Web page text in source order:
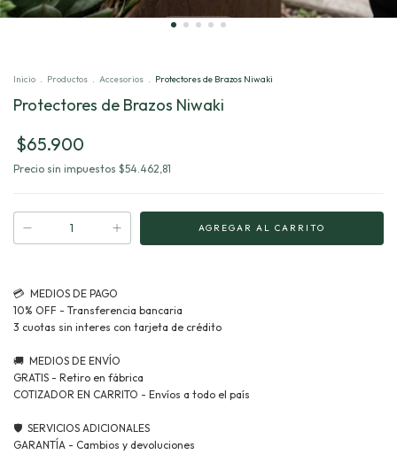
Inicio . Productos . Accesorios . Protectores de Brazos Niwaki
Protectores de Brazos Niwaki
$65.900
Precio sin impuestos $54.462,81